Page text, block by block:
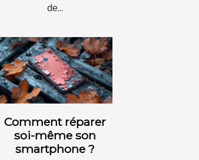
de...
Comment réparer
soi-même son
smartphone ?